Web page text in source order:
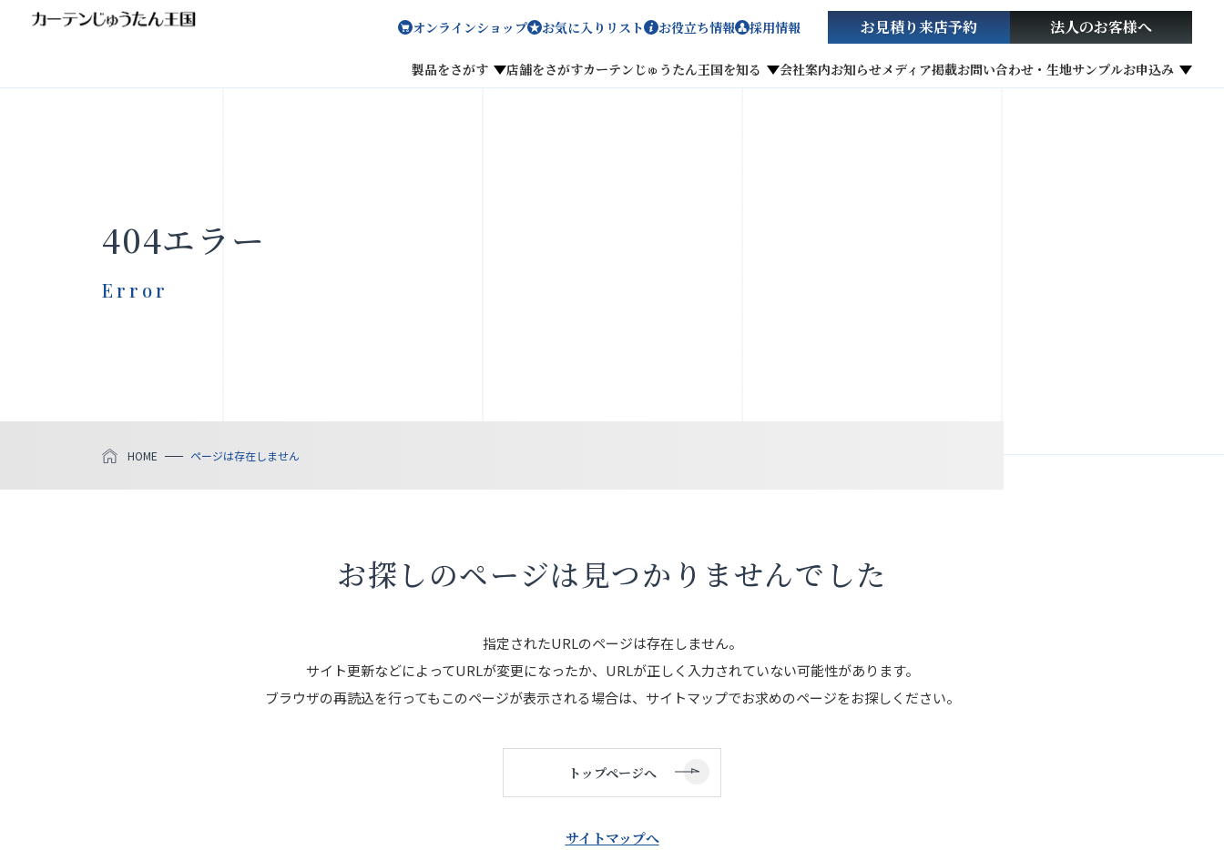
オンラインショップ お気に入りリスト お役立ち情報 採用情報
製品をさがす 店舗をさがすカーテンじゅうたん王国を知る 会社案内お知らせメディア掲載お問い合わせ・生地サンプルお申込み
お見積り来店予約 法人のお客様へ
404エラー
Error
HOME ページは存在しません
お探しのページは 見つかりませんでした
指定されたURLのページは存在しません。
サイト更新などによってURLが変更になったか、URLが正しく入力されていない可能性があります。
ブラウザの再読込を行ってもこのページが表示される場合は、サイトマップでお求めのページをお探しください。
トップページへ
サイトマップへ